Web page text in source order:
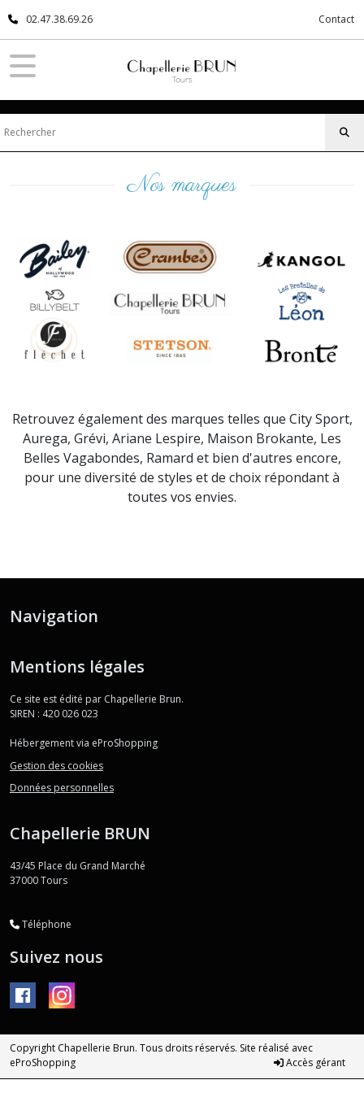
02.47.38.69.26 Contact
Nos marques
Retrouvez également des marques telles que City Sport,
Aurega, Grévi, Ariane Lespire, Maison Brokante, Les
Belles Vagabondes, Ramard et bien d'autres encore,
pour une diversité de styles et de choix répondant à
toutes vos envies.
Navigation
Mentions légales
Ce site est édité par Chapellerie Brun.
SIREN : 420 026 023
Hébergement via eProShopping
Gestion des cookies
Données personnelles
Chapellerie BRUN
43/45 Place du Grand Marché
37000Tours
Téléphone
Suivez nous
Copyright Chapellerie Brun. Tous droits réservés. Site réalisé avec
eProShopping
Accès gérant